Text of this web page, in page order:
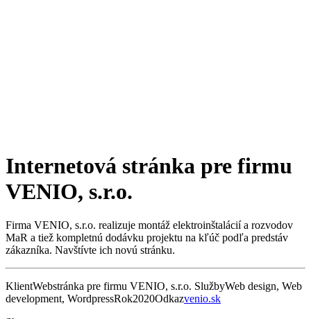
Internetová stránka pre firmu
VENIO, s.r.o.
Firma VENIO, s.r.o. realizuje montáž elektroinštalácií a rozvodov
MaR a tiež kompletnú dodávku projektu na kľúč podľa predstáv
zákazníka. Navštívte ich novú stránku.
KlientWebstránka pre firmu VENIO, s.r.o. SlužbyWeb design, Web
development, WordpressRok2020Odkazvenio.sk